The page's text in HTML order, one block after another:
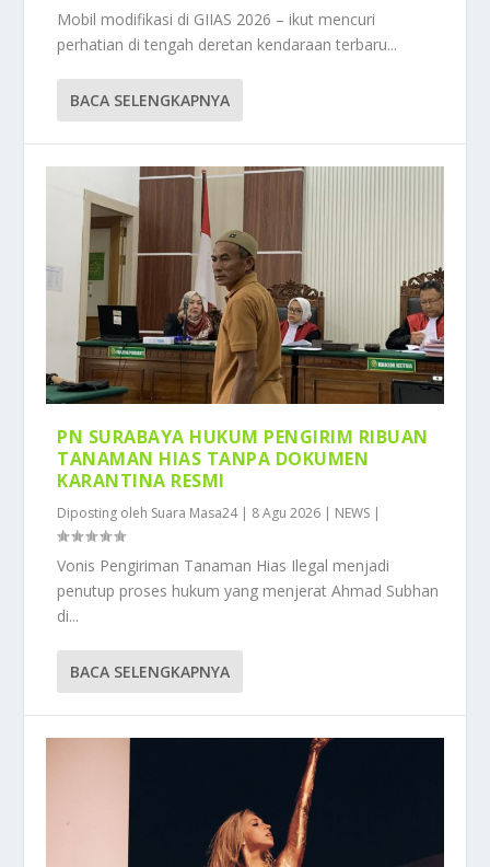
Mobil modifikasi di GIIAS 2026 – ikut mencuri
perhatian di tengah deretan kendaraan terbaru...
BACA SELENGKAPNYA
PN SURABAYA HUKUM PENGIRIM RIBUAN
TANAMAN HIAS TANPA DOKUMEN
KARANTINA RESMI
Diposting oleh Suara Masa24| 8 Agu 2026 | NEWS |
Vonis Pengiriman Tanaman Hias Ilegal menjadi
penutup proses hukum yang menjerat Ahmad Subhan
di...
BACA SELENGKAPNYA